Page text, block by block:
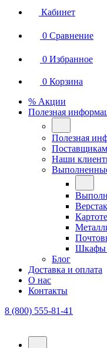
Кабинет
0 Сравнение
0 Избранное
0 Корзина
% Акции
Полезная
Полезная
Поставщикам
Наши
Шкафы
Блог
Доставка и оплата
О нас
Контакты
8 (800) 555-81-41